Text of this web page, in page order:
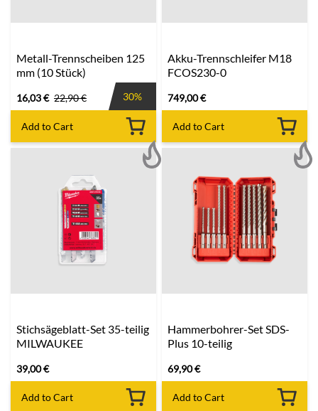
Metall-Trennscheiben 125
mm (10 Stück)
16,03€ 22,90€ 30%
Add to Cart
Akku-Trennschleifer M18
FCOS230-0
749,00€
Add to Cart
Stichsägeblatt-Set 35-teilig
MILWAUKEE
39,00€
Add to Cart
Hammerbohrer-Set SDS-
Plus 10-teilig
69,90€
Add to Cart